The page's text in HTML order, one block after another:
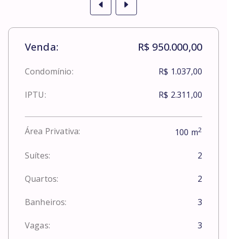
Venda: R$ 950.000,00
Condomínio: R$ 1.037,00
IPTU: R$ 2.311,00
Área Privativa: 100 m2
Suítes: 2
Quartos: 2
Banheiros: 3
Vagas: 3